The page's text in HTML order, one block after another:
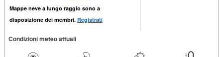
Mappe neve a lungo raggio sono a
disposizione dei membri. Registrati
Condizioni meteo attuali